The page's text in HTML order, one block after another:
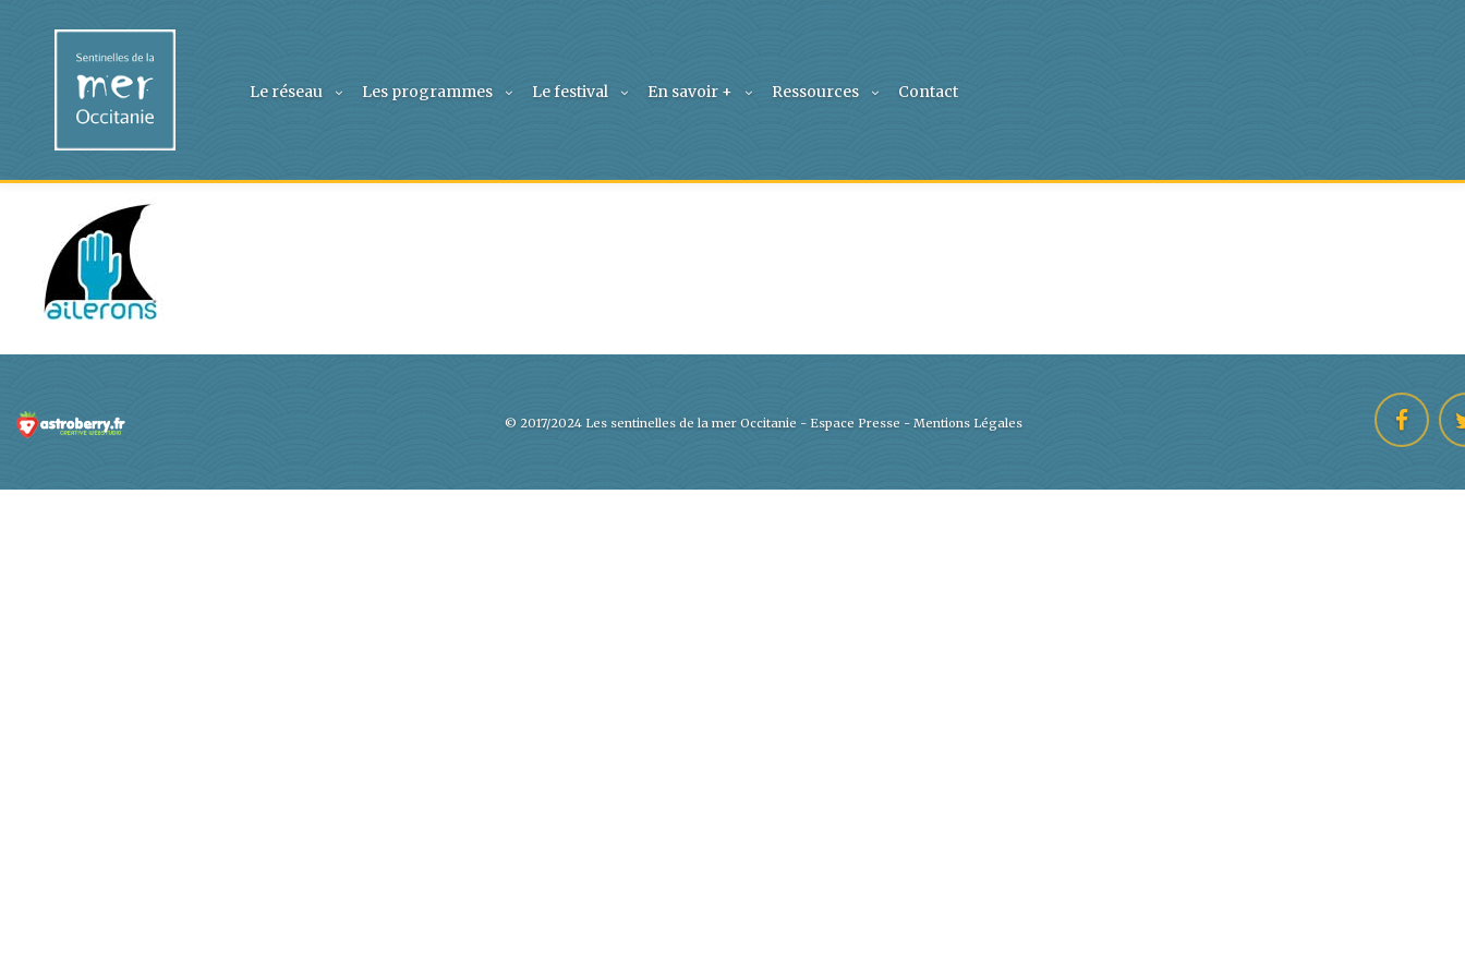
Le réseau Les programmes Le festival En savoir + Ressources Contact
© 2017/2024 Les sentinelles de la mer Occitanie - Espace Presse - Mentions Légales